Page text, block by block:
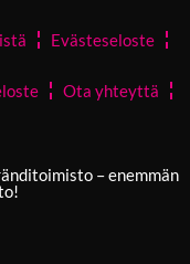
Evästeseloste
Ota yhteyttä
– enemmän